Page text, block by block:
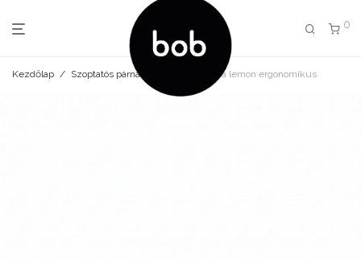
0
Kezdőlap / Szoptatós párna Szoptatós párna lemon ergonomikus